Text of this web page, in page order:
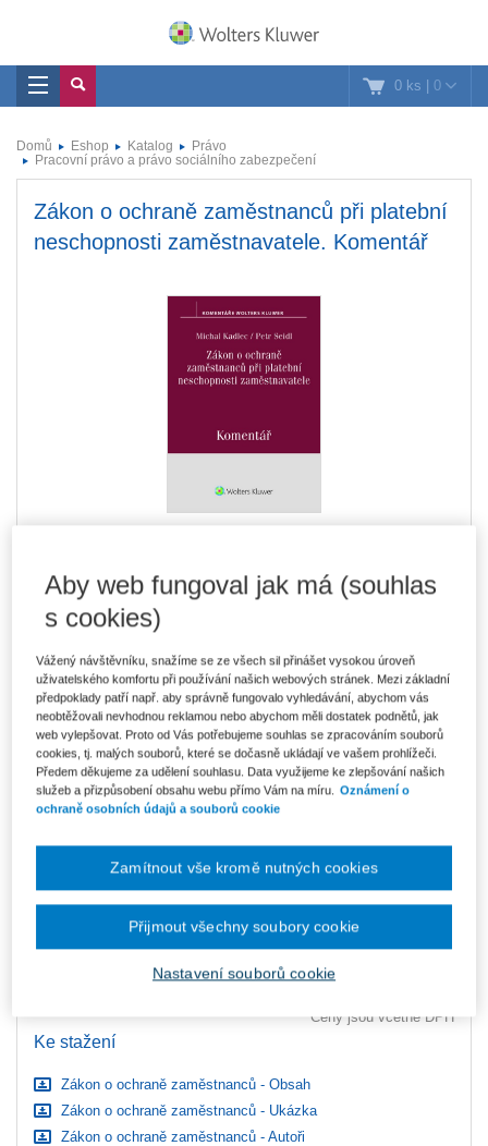
0 ks | 0
Domů Eshop Katalog
Právo
Pracovní právo a právo sociálního zabezpečení
Zákon o ochraně zaměstnanců při platební
neschopnosti zaměstnavatele. Komentář
603 Kč
Ušetříte 106 Kč
Tištěná kniha
Skladem- expedice do 2 pracovních dnů
513 Kč
E-kniha Smarteca + soubory ke stažení
V prodeji - ihned k dispozici
Co je Smarteca?
Kde najdu soubory e-knih?
860 Kč
Balíček - Tištěná kniha + E-kniha
Smarteca + soubory ke stažení
Upozorňujeme, že v období od 1.8. do 21.8. z technických
důvodů nemůžeme vystavovat daňové doklady. Budou vám
zaslány dodatečně e-mailem.
Ceny jsou včetně DPH
Ke stažení
Zákon o ochraně zaměstnanců - Obsah
Zákon o ochraně zaměstnanců - Ukázka
Zákon o ochraně zaměstnanců - Autoři
Aby web fungoval jak má (souhlas
s cookies)
Vážený návštěvníku, snažíme se ze všech sil přinášet vysokou úroveň
uživatelského komfortu při používání našich webových stránek. Mezi základní
předpoklady patří např. aby správně fungovalo vyhledávání, abychom vás
neobtěžovali nevhodnou reklamou nebo abychom měli dostatek podnětů, jak
web vylepšovat. Proto od Vás potřebujeme souhlas se zpracováním souborů
cookies, tj. malých souborů, které se dočasně ukládají ve vašem prohlížeči.
Předem děkujeme za udělení souhlasu. Data využijeme ke zlepšování našich
služeb a přizpůsobení obsahu webu přímo Vám na míru. Oznámení o
ochraně osobních údajů a souborů cookie
Nastavení souborů cookie
Zamítnout vše kromě nutných cookies
Přijmout všechny soubory cookie